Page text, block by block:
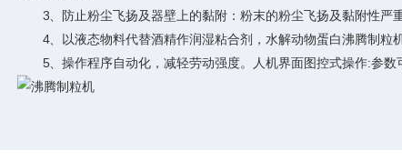
3、防止粉尘飞扬及器壁上的黏附：粉末的粉尘飞扬及黏附性严
4、以液态物料代替酒精作润湿粘合剂，水解动物蛋白沸腾制粒
5、操作程序自动化，减轻劳动强度。人机界面图控式操作:参数